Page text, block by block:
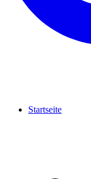
Startseite